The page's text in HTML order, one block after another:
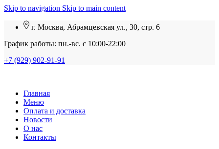
Skip to navigation Skip to main content
г. Москва, Абрамцевская ул., 30, стр. 6
График работы: пн.-вс. с 10:00-22:00
+7 (929) 902-91-91
Главная
Меню
Оплата и доставка
Новости
О нас
Контакты